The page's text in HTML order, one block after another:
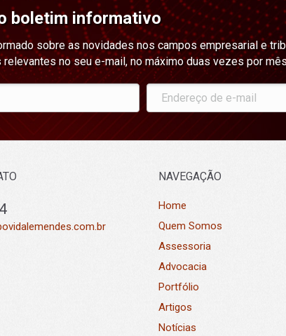
boletim informativo
sobre as novidades nos campos empresarial e
relevantes no seu e-mail, no máximo duas vezes por
NAVEGAÇÃO
Home
Quem Somos
Assessoria
Advocacia
Portfólio
Artigos
Notícias